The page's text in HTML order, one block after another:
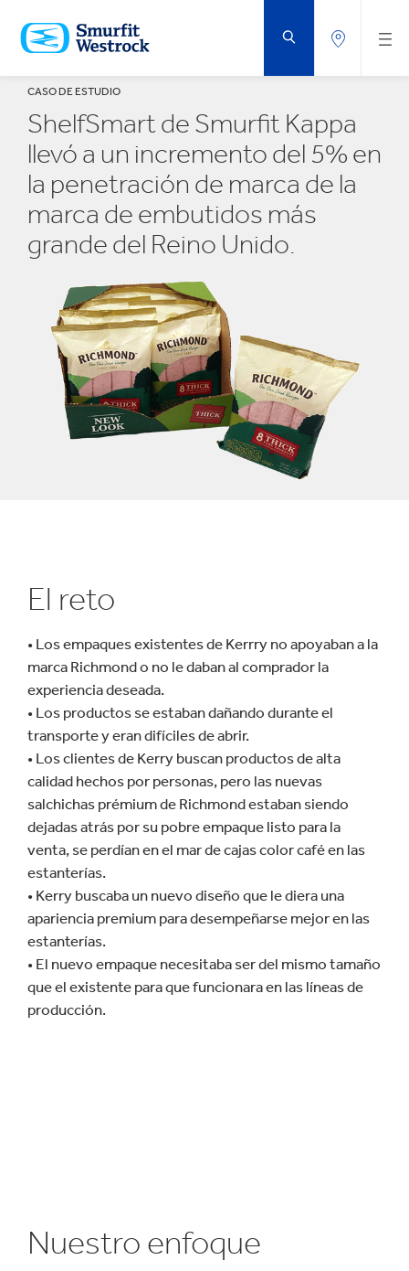
AL
CONTENIDO
PRINCIPAL
CASO DE ESTUDIO
ShelfSmart de Smurfit Kappa
llevó a un incremento del 5% en
la penetración de marca de la
marca de embutidos más
grande del Reino Unido.
El reto
• Los empaques existentes de Kerrry no apoyaban a la
marca Richmond o no le daban al comprador la
experiencia deseada.
• Los productos se estaban dañando durante el
transporte y eran difíciles de abrir.
• Los clientes de Kerry buscan productos de alta
calidad hechos por personas, pero las nuevas
salchichas prémium de Richmond estaban siendo
dejadas atrás por su pobre empaque listo para la
venta, se perdían en el mar de cajas color café en las
estanterías.
• Kerry buscaba un nuevo diseño que le diera una
apariencia premium para desempeñarse mejor en las
estanterías.
• El nuevo empaque necesitaba ser del mismo tamaño
que el existente para que funcionara en las líneas de
producción.
Nuestro enfoque